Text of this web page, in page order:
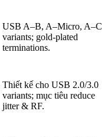
USB A–B, A–Micro, A–C
variants; gold-plated
terminations.
Thiết kế cho USB 2.0/3.0
variants; mục tiêu reduce
jitter & RF.